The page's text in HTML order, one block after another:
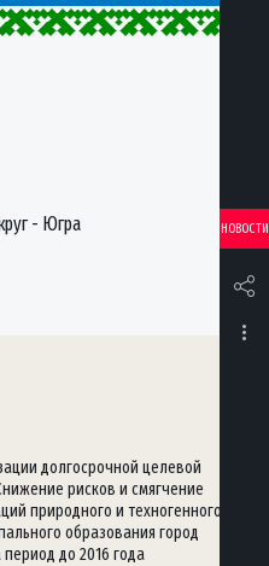
- Югра НОВОСТИ
долгосрочной целевой
рисков и смягчение
природного и техногенного
образования город
до 2016 года